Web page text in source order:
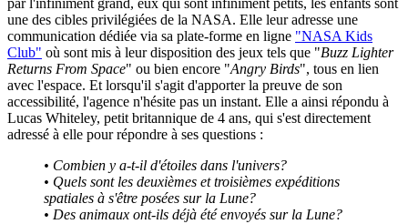
par l'infiniment grand, eux qui sont infiniment petits, les enfants sont
une des cibles privilégiées de la NASA. Elle leur adresse une
communication dédiée via sa plate-forme en ligne "NASA Kids
Club" où sont mis à leur disposition des jeux tels que "Buzz Lighter
Returns From Space" ou bien encore "Angry Birds", tous en lien
avec l'espace. Et lorsqu'il s'agit d'apporter la preuve de son
accessibilité, l'agence n'hésite pas un instant. Elle a ainsi répondu à
Lucas Whiteley, petit britannique de 4 ans, qui s'est directement
adressé à elle pour répondre à ses questions :
• Combien y a-t-il d'étoiles dans l'univers?
• Quels sont les deuxièmes et troisièmes expéditions
spatiales à s'être posées sur la Lune?
• Des animaux ont-ils déjà été envoyés sur la Lune?